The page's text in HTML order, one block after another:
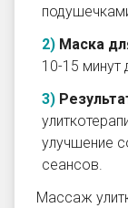
Маска
10-15 минут
улучшение
сеансов.
Массаж